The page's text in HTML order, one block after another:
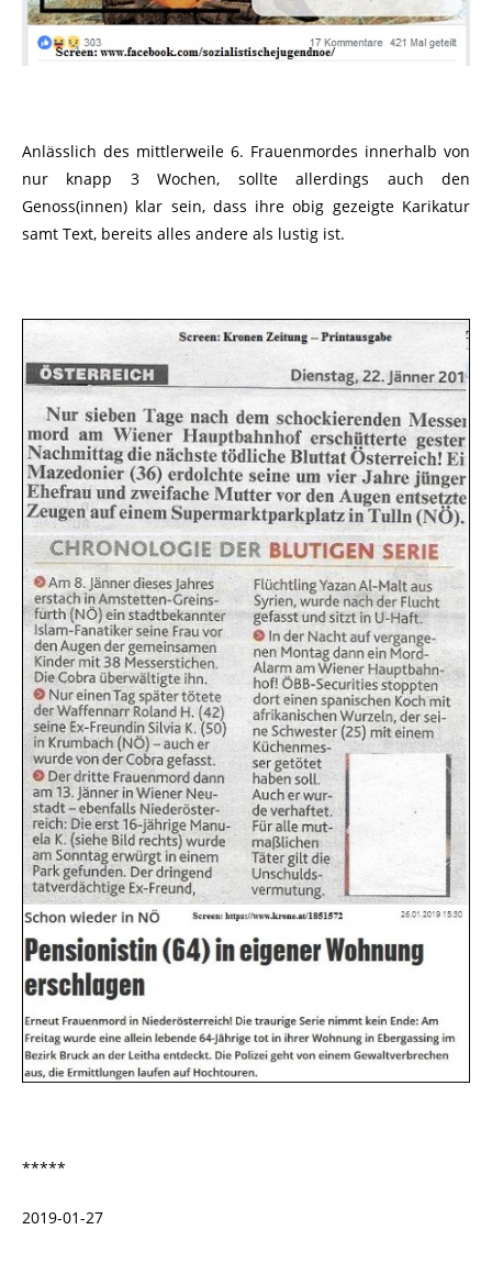
Anlässlich des mittlerweile 6. Frauenmordes innerhalb von
nur knapp 3 Wochen, sollte allerdings auch den
Genoss(innen) klar sein, dass ihre obig gezeigte Karikatur
samt Text, bereits alles andere als lustig ist.
*****
2019-01-27